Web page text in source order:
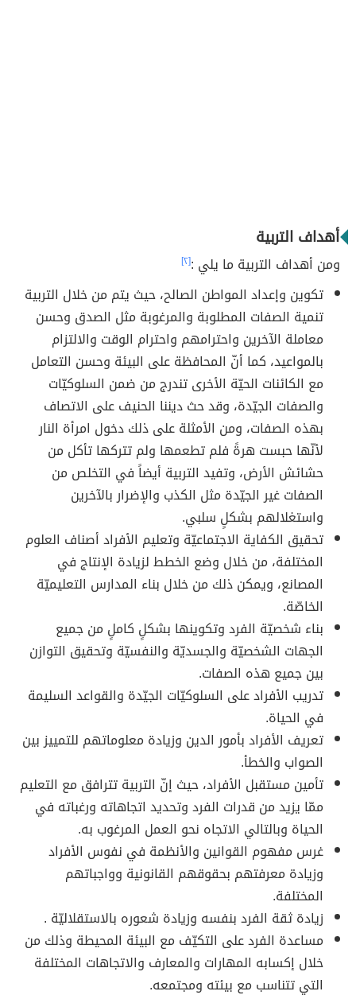
أهداف التربية
ومن أهداف التربية ما يلي :[٢]
تكوين وإعداد المواطن الصالح، حيث يتم من خلال التربية
تنمية الصفات المطلوبة والمرغوبة مثل الصدق وحسن
معاملة الآخرين واحترامهم واحترام الوقت والالتزام
بالمواعيد، كما أنّ المحافظة على البيئة وحسن التعامل
مع الكائنات الحيّة الأخرى تندرج من ضمن السلوكيّات
والصفات الجيّدة، وقد حث ديننا الحنيف على الاتصاف
بهذه الصفات، ومن الأمثلة على ذلك دخول امرأة النار
لأنّها حبست هرةً فلم تطعمها ولم تتركها تأكل من
حشائش الأرض، وتفيد التربية أيضاً في التخلص من
الصفات غير الجيّدة مثل الكذب والإضرار بالآخرين
واستغلالهم بشكلٍ سلبي.
تحقيق الكفاية الاجتماعيّة وتعليم الأفراد أصناف العلوم
المختلفة، من خلال وضع الخطط لزيادة الإنتاج في
المصانع، ويمكن ذلك من خلال بناء المدارس التعليميّة
الخاصّة.
بناء شخصيّة الفرد وتكوينها بشكلٍ كاملٍ من جميع
الجهات الشخصيّة والجسديّة والنفسيّة وتحقيق التوازن
بين جميع هذه الصفات.
تدريب الأفراد على السلوكيّات الجيّدة والقواعد السليمة
في الحياة.
تعريف الأفراد بأمور الدين وزيادة معلوماتهم للتمييز بين
الصواب والخطأ.
تأمين مستقبل الأفراد، حيث إنّ التربية تترافق مع التعليم
ممّا يزيد من قدرات الفرد وتحديد اتجاهاته ورغباته في
الحياة وبالتالي الاتجاه نحو العمل المرغوب به.
غرس مفهوم القوانين والأنظمة في نفوس الأفراد
وزيادة معرفتهم بحقوقهم القانونية وواجباتهم
المختلفة.
زيادة ثقة الفرد بنفسه وزيادة شعوره بالاستقلاليّة .
مساعدة الفرد على التكيّف مع البيئة المحيطة وذلك من
خلال إكسابه المهارات والمعارف والاتجاهات المختلفة
التي تتناسب مع بيئته ومجتمعه.